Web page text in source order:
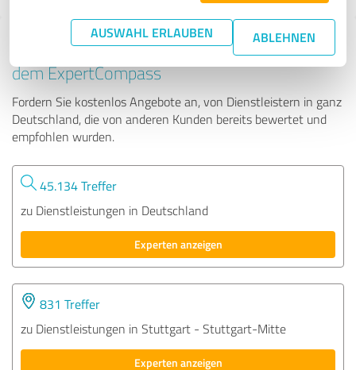
AUSWAHL ERLAUBEN ABLEHNEN
Tipp: Die passenden Experten finden - mit
dem ExpertCompass
Fordern Sie kostenlos Angebote an, von Dienstleistern in ganz
Deutschland, die von anderen Kunden bereits bewertet und
empfohlen wurden.
45.134 Treffer
zu Dienstleistungen in Deutschland
Experten anzeigen
831 Treffer
zu Dienstleistungen in Stuttgart - Stuttgart-Mitte
Experten anzeigen